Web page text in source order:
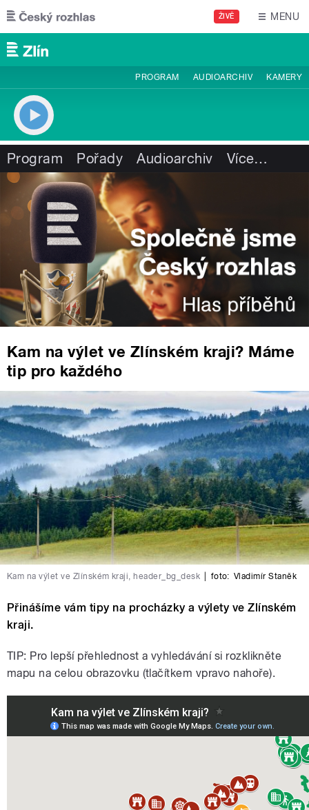
Přejít k hlavnímu obsahu
ŽIVĚ MENU
PROGRAM AUDIOARCHIV KAMERY
Program Pořady Audioarchiv Více…
Kam na výlet ve Zlínském kraji? Máme
tip pro každého
Kam na výlet ve Zlínském kraji, header_bg_desk foto: Vladimír Staněk
Přinášíme vám tipy na procházky a výlety ve Zlínském
kraji.
TIP: Pro lepší přehlednost a vyhledávání si rozklikněte
mapu na celou obrazovku (tlačítkem vpravo nahoře).